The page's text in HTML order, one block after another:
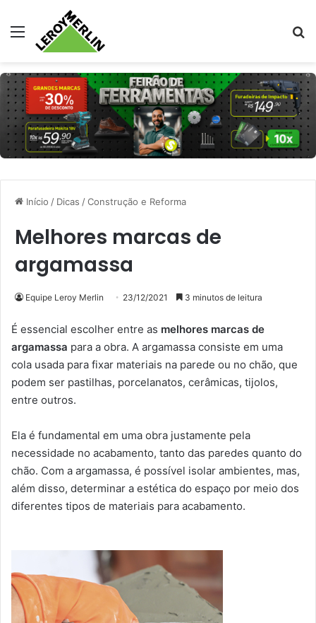
Menu
Início / Dicas /Construção e Reforma
Melhores marcas de
argamassa
Equipe Leroy Merlin 23/12/2021 3 minutos de leitura
É essencial escolher entre as melhores marcas de
argamassa para a obra. A argamassa consiste em uma
cola usada para fixar materiais na parede ou no chão, que
podem ser pastilhas, porcelanatos, cerâmicas, tijolos,
entre outros.
Ela é fundamental em uma obra justamente pela
necessidade no acabamento, tanto das paredes quanto do
chão. Com a argamassa, é possível isolar ambientes, mas,
além disso, determinar a estética do espaço por meio dos
diferentes tipos de materiais para acabamento.